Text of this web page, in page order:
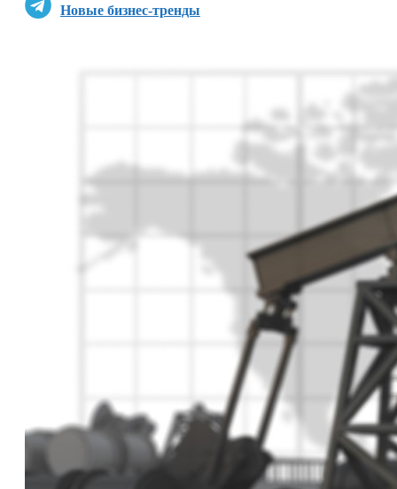
Новые бизнес-тренды